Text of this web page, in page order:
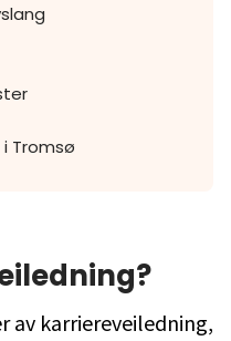
i Tromsø
av karriereveiledning,